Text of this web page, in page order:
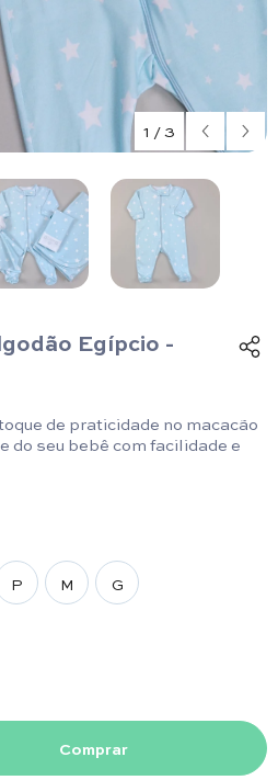
1 /3
Egípcio -
de praticidade no macacão
do seu bebê com facilidade e
P M G
Zíper - Algodão Egípcio - Estrela Azul
para Macacão Zíper - Algodão
Comprar